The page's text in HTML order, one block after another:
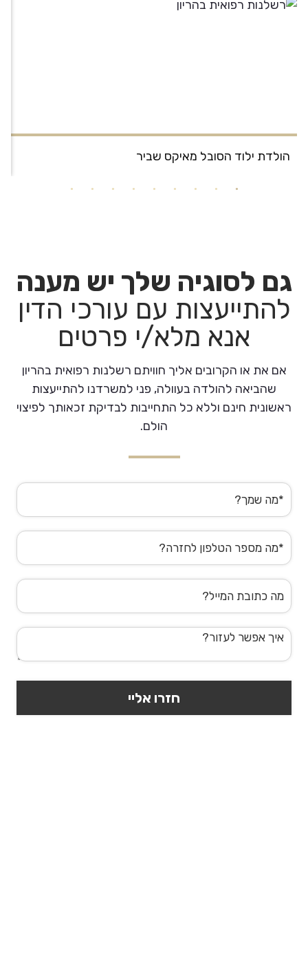
הולדת ילוד הסובל מאיקס שביר
גם לסוגיה שלך יש מענה
להתייעצות עם עורכי הדין
אנא מלא/י פרטים
אם את או הקרובים אליך חוויתם רשלנות רפואית בהריון
שהביאה להולדה בעוולה, פני למשרדנו להתייעצות
ראשונית חינם וללא כל התחייבות לבדיקת זכאותך לפיצוי
הולם.
שם
מלא
טלפון
דוא"ל
הודעה